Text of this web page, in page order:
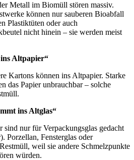
Metall im Biomüll stören massiv.
können nur sauberen Bioabfall
Plastiktüten oder auch
nicht hinein – sie werden meist
Altpapier“
Kartons können ins Altpapier. Starke
das Papier unbrauchbar – solche
ins Altglas“
sind nur für Verpackungsglas gedacht
Porzellan, Fensterglas oder
weil sie andere Schmelzpunkte
würden.